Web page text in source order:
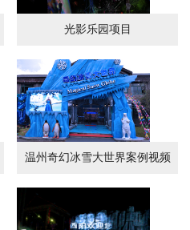
光影乐园项目
温州奇幻冰雪大世界案例视频